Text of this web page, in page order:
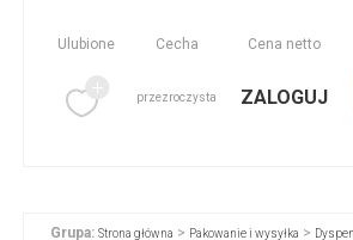
Ulubione Cecha Cena netto
przezroczysta ZALOGUJ
Grupa: Strona główna > Pakowanie i wysyłka >